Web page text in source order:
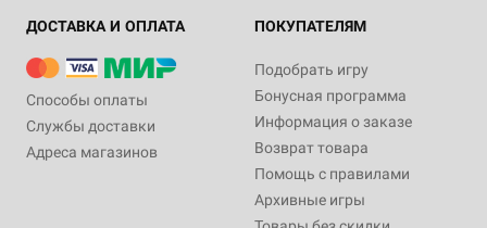
ДОСТАВКА И ОПЛАТА
Способы оплаты
Службы доставки
Адреса магазинов
ПОКУПАТЕЛЯМ
Подобрать игру
Бонусная программа
Информация о заказе
Возврат товара
Помощь с правилами
Архивные игры